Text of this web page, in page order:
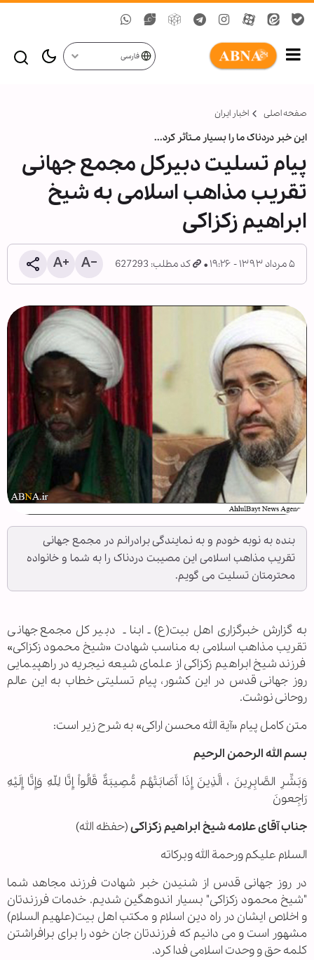
فارسی
صفحه اصلی اخبار ایران
این خبر دردناک ما را بسیار مـتأثر کرد...
پیام تسلیت دبیرکل مجمع جهانی
تقریب مذاهب اسلامی به شیخ
ابراهیم زکزاکی
۵ مرداد ۱۳۹۳ - ۱۹:۲۶ کد مطلب: 627293
بنده به نوبه خودم و به نمایندگی برادرانم در مجمع جهانی
تقریب مذاهب اسلامی این مصیبت دردناک را به شما و خانواده
محترمتان تسلیت می گویم.
به گزارش خبرگزاری اهل بیت(ع) ـ ابنا ـ دبیر کل مجمع جهانی
تقریب مذاهب اسلامی به مناسب شهادت «شیخ محمود زکزاکی»
فرزند شیخ ابراهیم زکزاکی از علمای شیعه نیجریه در راهپیمایی
روز جهانی قدس در این کشور، پیام تسلیتی خطاب به این عالم
روحانی نوشت.
متن کامل پیام «آیة الله محسن اراکی» به شرح زیر است:
بسم الله الرحمن الرحيم
وَبَشِّرِ الصَّابِرِينَ ، الَّذِينَ إِذَا أَصَابَتْهُم مُّصِيبَةٌ قَالُواْ إِنَّا لِلّهِ وَإِنَّا إِلَيْهِ
رَاجِعونَ
جناب آقای علامه شیخ ابراهیم زکزاکی(حفظه الله)
السلام عليكم ورحمة الله وبركاته
در روز جهانی قدس از شنیدن خبر شهادت فرزند مجاهد شما
"شیخ محمود زکزاکی" بسیار اندوهگین شدیم. خدمات فرزندتان
و اخلاص ایشان در راه دین اسلام و مکتب اهل بیت(علهیم السلام)
مشهور است و می دانیم که فرزندتان جان خود را برای برافراشتن
کلمه حق و وحدت اسلامی فدا کرد.